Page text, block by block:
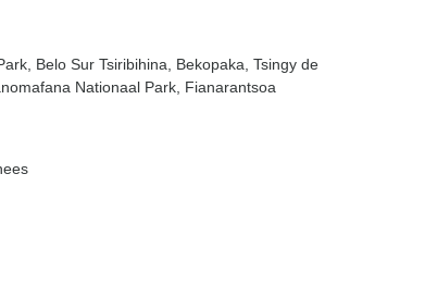
, Belo Sur Tsiribihina , Bekopaka , Tsingy de
Nationaal Park , Fianarantsoa